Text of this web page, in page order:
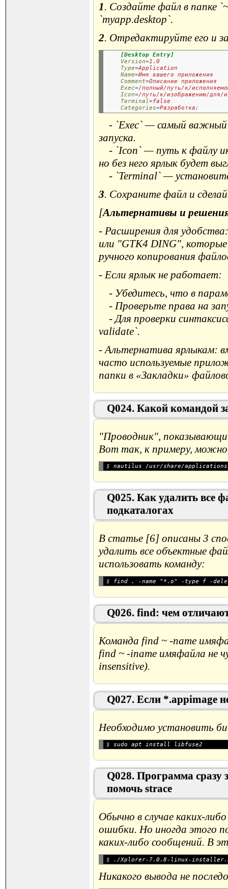
1. Создайте файл в папке
`myapp.desktop`.
2. Отредактируйте его и
[Desktop Entry]
Version=1.0
Type=Application
Name=Имя вашего приложения
Comment=Описание приложения
Exec=/полный/путь/к/
Icon=/путь/к/изображению/для/
Terminal=false
Categories=Разработка;
- `Exec` — самый важный
запуска.
- `Icon` — путь к файлу
но без него ярлык будет
- `Terminal` —
3. Сохраните файл и
[Альтернативы и
- Расширения для
или "GTK4 DING", которые
ручного копирования
- Если ярлык не работает:
- Убедитесь, что в
- Проверьте права на
- Для проверки
validate`.
- Альтернатива ярлыкам:
часто используемые
папки в «Закладки»
Q024. Какой командой
"Проводник",
Вот так, к примеру,
$
Q025. Как удалить все
подкаталогах
В статье [6] описаны 3
удалить все объектные
использовать команду:
$
Q026. find: чем
Команда find ~ -name
find ~ -iname имяфайла не
insensitive).
Q027. Если *.appimage
Необходимо установить
$
Q028. Программа сразу
помочь strace
Обычно в случае каких-
ошибки. Но иногда этого
каких-либо сообщений. В
$
Никакого вывода не